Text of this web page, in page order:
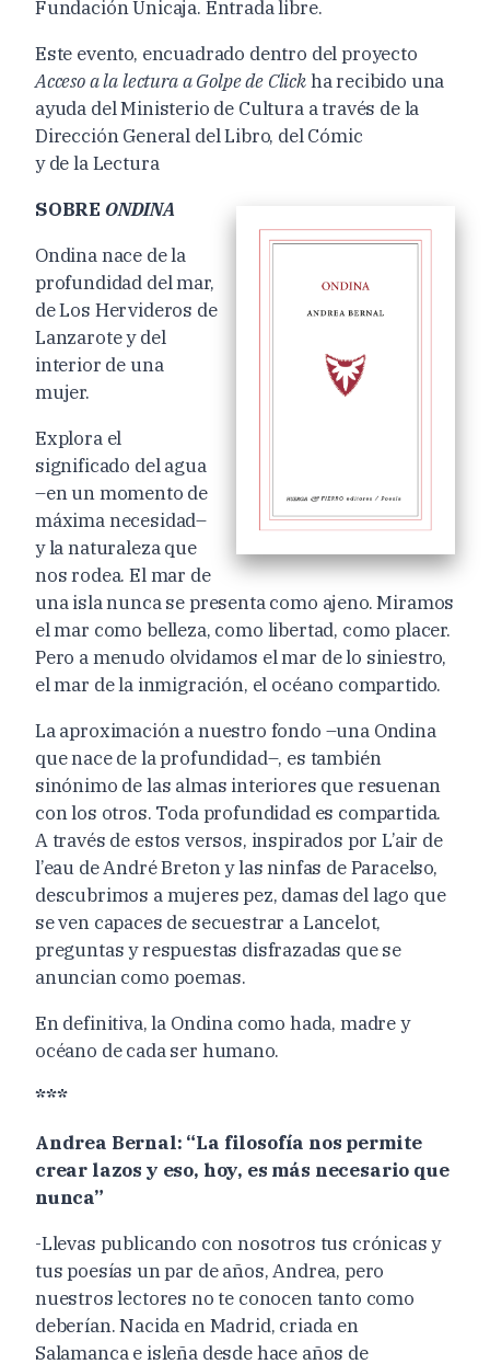
Fundación Unicaja. Entrada libre.
Este evento, encuadrado dentro del proyecto
Acceso a la lectura a Golpe de Clickha recibido una
ayuda del Ministerio de Cultura a través de la
Dirección General del Libro, del Cómic
y de la Lectura
SOBRE ONDINA
Ondina nace de la
profundidad del mar,
de Los Hervideros de
Lanzarote y del
interior de una
mujer.
Explora el
significado del agua
–en un momento de
máxima necesidad–
y la naturaleza que
nos rodea. El mar de
una isla nunca se presenta como ajeno. Miramos
el mar como belleza, como libertad, como placer.
Pero a menudo olvidamos el mar de lo siniestro,
el mar de la inmigración, el océano compartido.
La aproximación a nuestro fondo –una Ondina
que nace de la profundidad–, es también
sinónimo de las almas interiores que resuenan
con los otros. Toda profundidad es compartida.
A través de estos versos, inspirados por L’air de
l’eau de André Breton y las ninfas de Paracelso,
descubrimos a mujeres pez, damas del lago que
se ven capaces de secuestrar a Lancelot,
preguntas y respuestas disfrazadas que se
anuncian como poemas.
En definitiva, la Ondina como hada, madre y
océano de cada ser humano.
***
Andrea Bernal: “La filosofía nos permite
crear lazos y eso, hoy, es más necesario que
nunca”
-Llevas publicando con nosotros tus crónicas y
tus poesías un par de años, Andrea, pero
nuestros lectores no te conocen tanto como
deberían. Nacida en Madrid, criada en
Salamanca e isleña desde hace años de